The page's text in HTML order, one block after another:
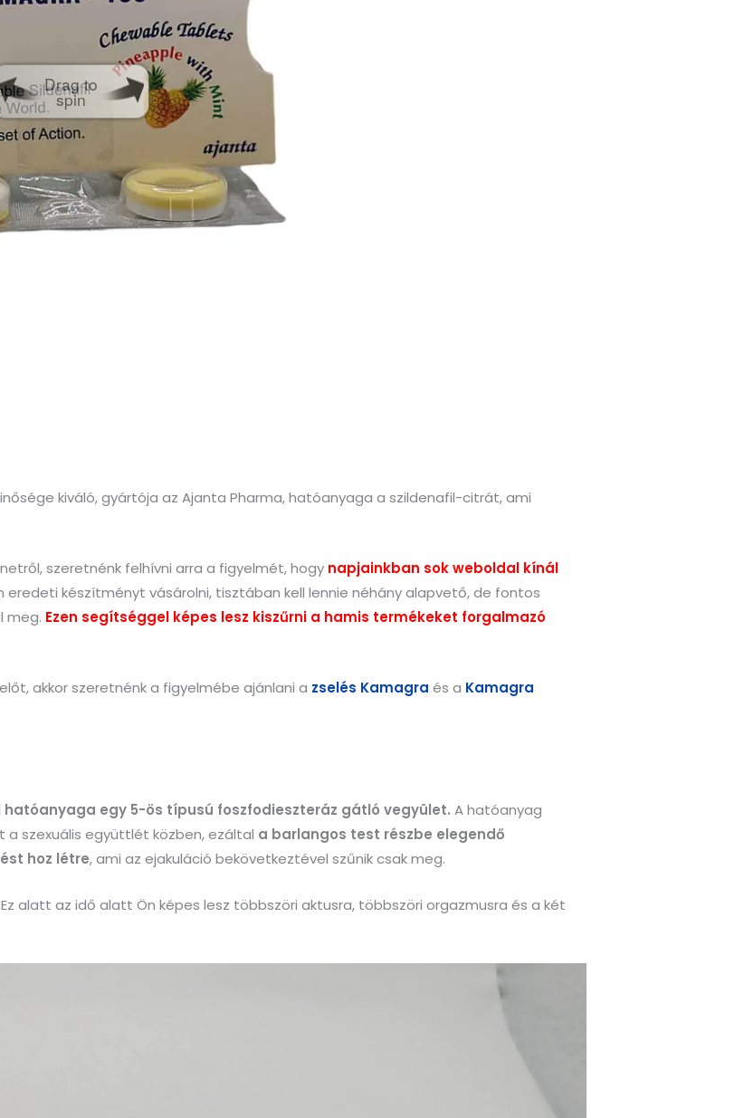
Drag to
spin
kiváló, gyártója az Ajanta Pharma, hatóanyaga a szildenafil-citrát, ami
szeretnénk felhívni arra a figyelmét, hogy napjainkban sok weboldal kínál
eredeti készítményt vásárolni, tisztában kell lennie néhány alapvető, de fontos
meg. Ezen segítséggel képes lesz kiszűrni a hamis termékeket forgalmazó
akkor szeretnénk a figyelmébe ajánlani a zselés Kamagra és a Kamagra
hatóanyaga egy 5-ös típusú foszfodieszteráz gátló vegyület. A hatóanyag
szexuális együttlét közben, ezáltal a barlangos test részbe elegendő
hoz létre, ami az ejakuláció bekövetkeztével szűnik csak meg.
Ez alatt az idő alatt Ön képes lesz többszöri aktusra, többszöri orgazmusra és a két